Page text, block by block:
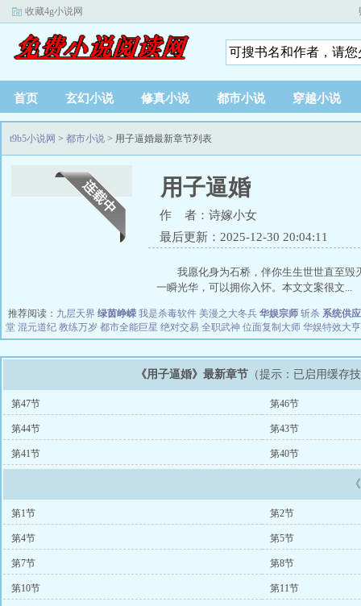
收藏4g小说网
首页 玄幻小说 修真小说 都市小说 穿越小说
t9b5小说网 > 都市小说 > 用子逼婚最新章节列表
用子逼婚
作 者：诗嫁小女
最后更新：2025-12-30 20:04:11
我愿化身为石桥，伴你生生世世直至
一瞬光华，可以拥你入怀。本文文案很文...
推荐阅读： 九层天界 绿茵峥嵘 我是杀毒软件 美漫之大冬兵 华娱宗师 斩杀 系统供
堂 混元道纪 教练万岁 都市全能巨星 绝对交易 全职武神 位面复制大师 华娱特效大亨
《用子逼婚》最新章节 （提示：已启用缓存
第47节 第46节
第44节 第43节
第41节 第40节
第1节 第2节
第4节 第5节
第7节 第8节
第10节 第11节